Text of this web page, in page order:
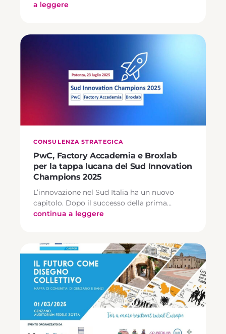
a leggere
CONSULENZA STRATEGICA
PwC, Factory Accademia e Broxlab
per la tappa lucana del Sud Innovation
Champions 2025
L’innovazione nel Sud Italia ha un nuovo
capitolo. Dopo il successo della prima…
continua a leggere